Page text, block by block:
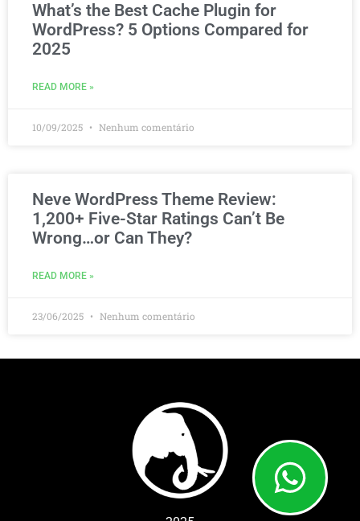
What’s the Best Cache Plugin for
WordPress? 5 Options Compared for
2025
READ MORE »
10/09/2025 Nenhum comentário
Neve WordPress Theme Review:
1,200+ Five-Star Ratings Can’t Be
Wrong…or Can They?
READ MORE »
23/06/2025 Nenhum comentário